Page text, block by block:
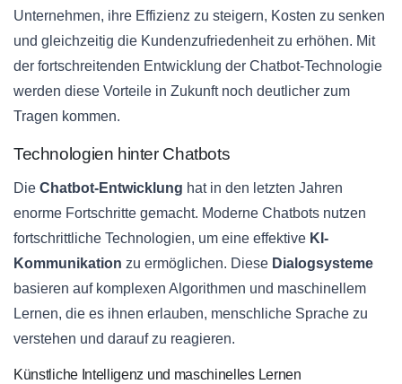
Unternehmen, ihre Effizienz zu steigern, Kosten zu senken
und gleichzeitig die Kundenzufriedenheit zu erhöhen. Mit
der fortschreitenden Entwicklung der Chatbot-Technologie
werden diese Vorteile in Zukunft noch deutlicher zum
Tragen kommen.
Technologien hinter Chatbots
Die Chatbot-Entwicklung hat in den letzten Jahren
enorme Fortschritte gemacht. Moderne Chatbots nutzen
fortschrittliche Technologien, um eine effektive KI-
Kommunikation zu ermöglichen. Diese Dialogsysteme
basieren auf komplexen Algorithmen und maschinellem
Lernen, die es ihnen erlauben, menschliche Sprache zu
verstehen und darauf zu reagieren.
Künstliche Intelligenz und maschinelles Lernen